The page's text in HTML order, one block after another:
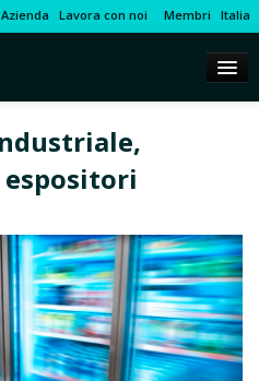
Azienda Lavora con noi Membri Italia